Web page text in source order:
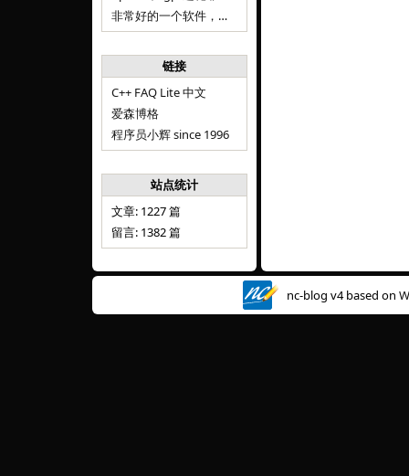
非常好的一个软件，恭喜。
链接
C++ FAQ Lite 中文
爱森博格
程序员小辉 since 1996
站点统计
文章: 1227 篇
留言: 1382 篇
nc-blog v4 based on